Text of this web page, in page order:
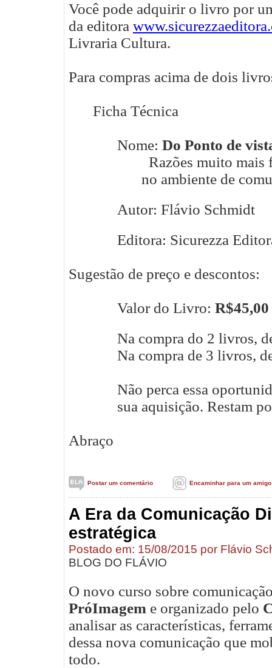
Você pode adquirir o livro por
da editora
Livraria Cultura.
Para compras acima de dois
Ficha Técnica
Nome: Do Ponto de
Razões muito
no ambiente de
Autor: Flávio Schmidt
Editora: Sicurezza
Sugestão de preço e descontos:
Valor do Livro: R$45,00
Na compra do 2 livros,
Na compra de 3 livros,
Não perca essa
sua aquisição. Restam
Abraço
Postar um comentário Encaminhar para um amigo
A Era da Comunicação
estratégica
Postado em: 15/08/2015 por Flávio
BLOG DO FLÁVIO
O novo curso sobre
PróImagem e organizado pelo
analisar as características,
dessa nova comunicação que
todo.